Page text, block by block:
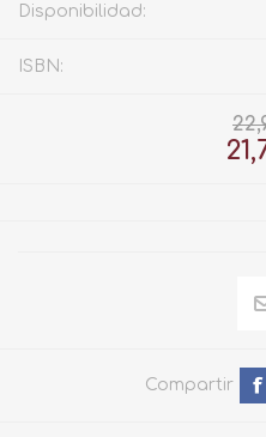
Disponibilidad:
ISBN:
Compartir